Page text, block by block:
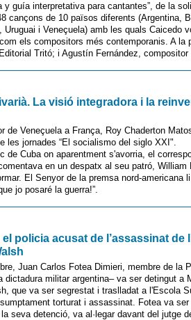
y guía interpretativa para cantantes”, de la
cançons de 10 països diferents (Argentina,
Uruguai i Veneçuela) amb les quals Caicedo
els compositors més contemporanis. A la
Tritó; i Agustín Fernández,
La visió integradora i la
de Veneçuela a França, Roy Chaderton
les jornades “El socialismo del siglo XXI".
de Cuba on aparentment s'avorria, el
en un despatx al seu patró, William
El Senyor de la premsa nord-americana
jo posaré la guerra!”.
policia acusat de l’assassinat de
Juan Carlos Fotea Dimieri, membre de la
dictadura militar argentina– va ser detingut a
que va ser segrestat i traslladat a l'Escola
torturat i assassinat. Fotea va
seva detenció, va al·legar davant del jutge